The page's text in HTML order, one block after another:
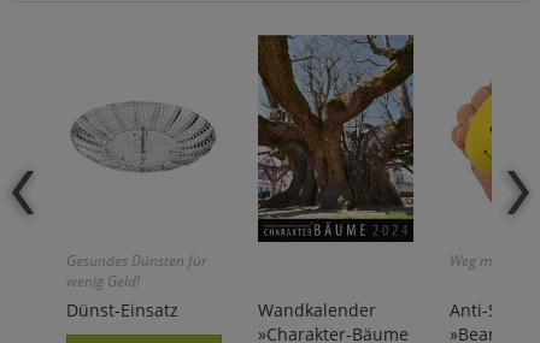
Gesundes Dünsten für
wenig Geld!
Dünst-Einsatz
Wandkalender
»Charakter-Bäume
Weg mit dem
Anti-
»Beanie